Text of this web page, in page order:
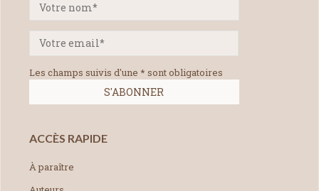
Les champs suivis d'une * sont obligatoires
ACCÈS RAPIDE
À paraître